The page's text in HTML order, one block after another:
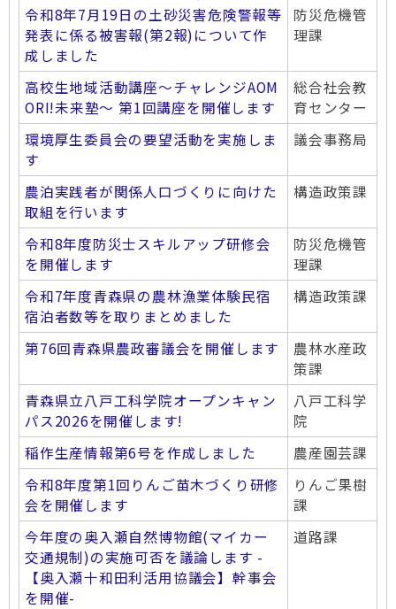
令和8年7月19日の土砂災害危険警報等
発表に係る被害報(第2報)について作
成しました
防災危機管
理課
高校生地域活動講座～チャレンジAOM
ORI!未来塾～ 第1回講座を開催します
総合社会教
育センター
環境厚生委員会の要望活動を実施しま
す
議会事務局
農泊実践者が関係人口づくりに向けた
取組を行います
構造政策課
令和8年度防災士スキルアップ研修会
を開催します
防災危機管
理課
令和7年度青森県の農林漁業体験民宿
宿泊者数等を取りまとめました
構造政策課
第76回青森県農政審議会を開催します
農林水産政
策課
青森県立八戸工科学院オープンキャン
パス2026を開催します!
八戸工科学
院
稲作生産情報第6号を作成しました
農産園芸課
令和8年度第1回りんご苗木づくり研修
会を開催します
りんご果樹
課
今年度の奥入瀬自然博物館(マイカー
交通規制)の実施可否を議論します -
【奥入瀬十和田利活用協議会】幹事会
を開催-
道路課